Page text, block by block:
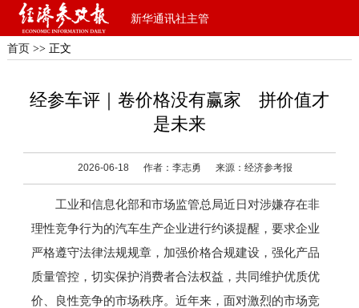
新华通讯社主管
首页 >> 正文
经参车评｜卷价格没有赢家 拼价值才
是未来
2026-06-18 作者：李志勇 来源：经济参考报
工业和信息化部和市场监管总局近日对涉嫌存在非
理性竞争行为的汽车生产企业进行约谈提醒，要求企业
严格遵守法律法规规章，加强价格合规建设，强化产品
质量管控，切实保护消费者合法权益，共同维护优质优
价、良性竞争的市场秩序。近年来，面对激烈的市场竞